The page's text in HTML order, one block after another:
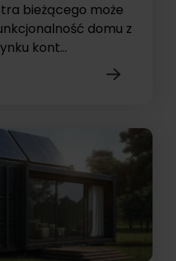
bieżącego może
domu z
kont...